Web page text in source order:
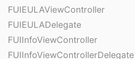
FUIEULAViewController
FUIEULADelegate
FUIInfoViewController
FUIInfoViewControllerDelegate